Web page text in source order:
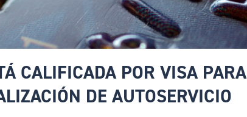
CALIFICADA POR VISA PARA
DE AUTOSERVICIO